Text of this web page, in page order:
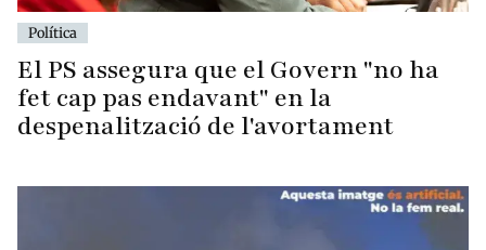
Política
El PS assegura que el Govern "no ha
fet cap pas endavant" en la
despenalització de l'avortament